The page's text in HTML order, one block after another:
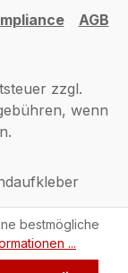
AGB
zzgl.
wenn
bestmögliche
...